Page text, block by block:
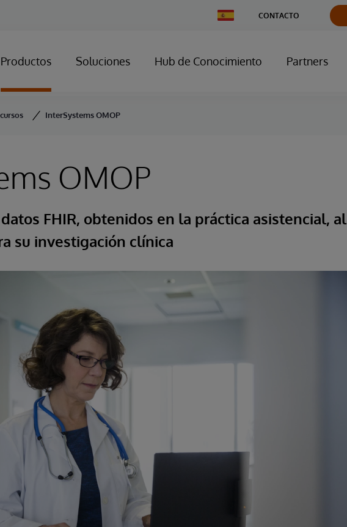
Change
Country
CONTACTO
Productos Soluciones Hub de Conocimiento Partners
InterSystems OMOP
OMOP
FHIR, obtenidos en la práctica asistencial, al
su investigación clínica